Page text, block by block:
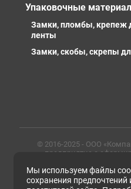
Упаковочные
Замки, пломбы, крепеж
ленты
Замки, скобы, скрепы
© 2016-2025 - ООО
предприятие с
профессиональными
металлопрокат любых
Мы используем файлы
сохранения предпочтений